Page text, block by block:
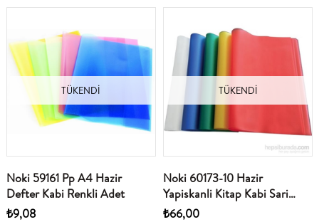
TÜKENDI
Noki 59161 Pp A4 Hazir
Defter Kabi Renkli Adet
₺9,08
TÜKENDI
Noki 60173-10 Hazir
Yapiskanli Kitap Kabi Sari
10Lu
₺66,00